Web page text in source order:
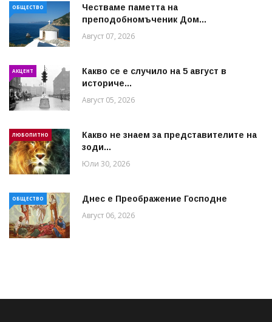
ОБЩЕСТВО
Честваме паметта на
преподобномъченик Дом...
Август 07, 2026
АКЦЕНТ
Какво се е случило на 5 август в
историче...
Август 05, 2026
ЛЮБОПИТНО
Какво не знаем за представителите на
зоди...
Юли 30, 2026
ОБЩЕСТВО Днес е Преображение Господне
Август 06, 2026